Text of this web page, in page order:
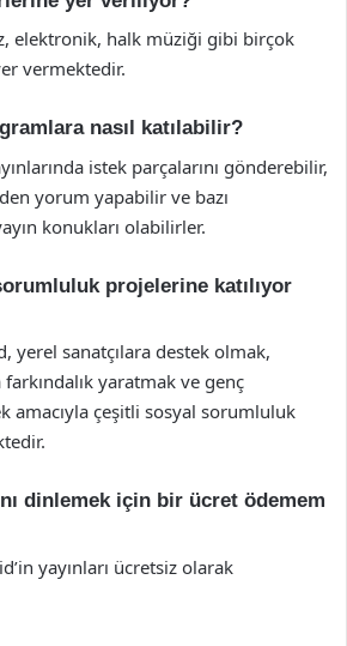
elektronik, halk müziği gibi birçok
vermektedir.
nasıl katılabilir?
istek parçalarını gönderebilir,
yorum yapabilir ve bazı
konukları olabilirler.
projelerine katılıyor
yerel sanatçılara destek olmak,
yaratmak ve genç
amacıyla çeşitli sosyal sorumluluk
dinlemek için bir ücret ödemem
yayınları ücretsiz olarak